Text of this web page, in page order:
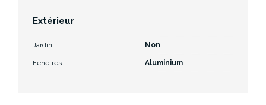
Extérieur
Jardin Non
Fenêtres Aluminium